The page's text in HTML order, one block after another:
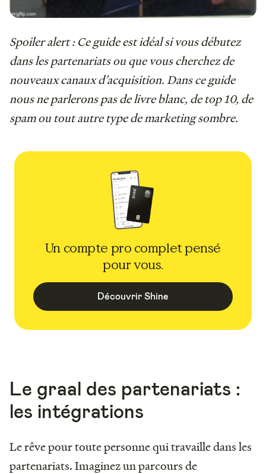
Spoiler alert : Ce guide est idéal si vous débutez
dans les partenariats ou que vous cherchez de
nouveaux canaux d’acquisition. Dans ce guide
nous ne parlerons pas de livre blanc, de top 10, de
spam ou tout autre type de marketing sombre.
Un compte pro complet pensé
pour vous.
Découvrir Shine
Le graal des partenariats :
les intégrations
Le rêve pour toute personne qui travaille dans les
partenariats. Imaginez un parcours de